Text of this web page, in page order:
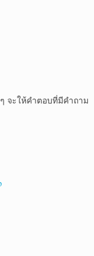
จะให้คำตอบที่มีคำถาม